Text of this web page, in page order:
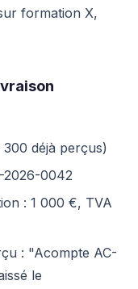
formation X,
déjà perçus)
2026-0042
: 1 000 €, TVA
: "Acompte AC-
le